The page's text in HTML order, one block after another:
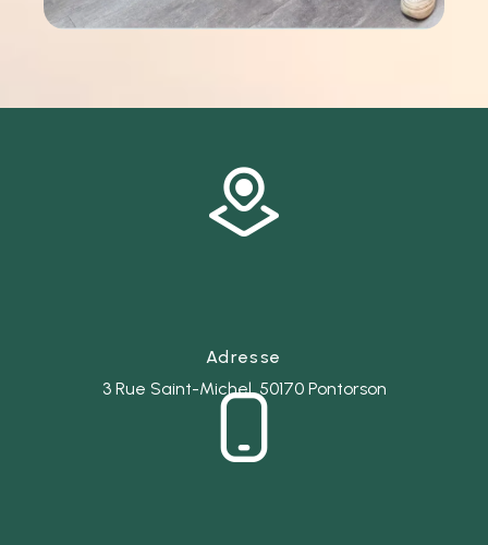
Adresse
3 Rue Saint-Michel, 50170 Pontorson